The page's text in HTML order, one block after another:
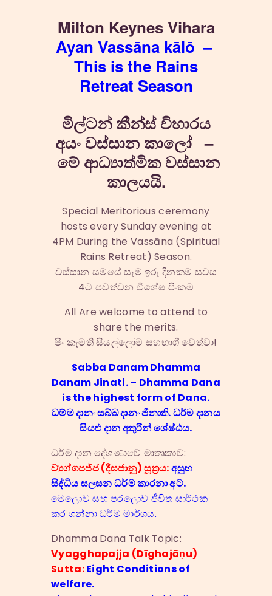
Milton Keynes Vihara
Ayan Vassāna kālō –
This is the Rains
Retreat Season
මිල්ටන් කීන්ස් විහාරය
අයං වස්සාන කාලෝ‍ –
මේ ආධ්‍යාත්මික වස්සාන
කාලයයි.
Special Meritorious ceremony
hosts every Sunday evening at
4PM During the Vassāna (Spiritual
Rains Retreat) Season.
වස්සාන සමයේ සෑම ඉරු දිනකම සවස
4ට පවත්වන විශේෂ පිංකම
All Are welcome to attend to
share the merits.
පිං කැමති සියල්ලෝම සහභාගී වෙත්වා!
Sabba Danam Dhamma
Danam Jinati. – Dhamma Dana
is the highest form of Dana.
ධම්ම දානං සබ්බ දානං ජිනාති. ධර්ම දානය
සියළු දාන අතුරින් ශේෂ්ඨය‍‍.
ධර්ම දාන දේශණාවේ මාතෘකාව:
ව්‍යග්ගපජ්ජ (දීඝජානු) සූත්‍රය:අසුභ
සිද්ධිය සලසන ධර්ම කාරනා අට.
මෙලොව සහ පරලොව ජීවිත සාර්ථක
කර ගන්නා ධර්ම මාර්ගය.
Dhamma Dana Talk Topic:
Vyagghapajja (Dīghajāṇu)
Sutta:Eight Conditions of
welfare.